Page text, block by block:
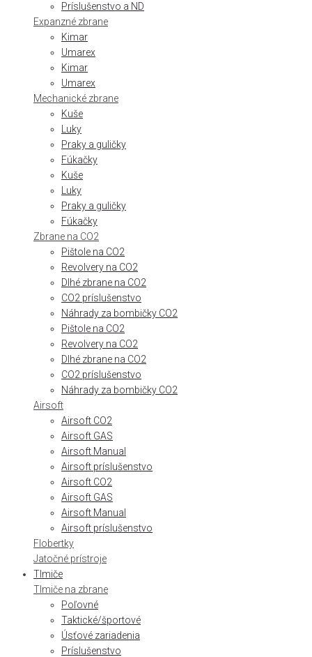
Príslušenstvo a ND
Expanzné zbrane
Kimar
Umarex
Kimar
Umarex
Mechanické zbrane
Kuše
Luky
Praky a guličky
Fúkačky
Kuše
Luky
Praky a guličky
Fúkačky
Zbrane na CO2
Pištole na CO2
Revolvery na CO2
Dlhé zbrane na CO2
CO2 príslušenstvo
Náhrady za bombičky CO2
Pištole na CO2
Revolvery na CO2
Dlhé zbrane na CO2
CO2 príslušenstvo
Náhrady za bombičky CO2
Airsoft
Airsoft CO2
Airsoft GAS
Airsoft Manual
Airsoft príslušenstvo
Airsoft CO2
Airsoft GAS
Airsoft Manual
Airsoft príslušenstvo
Flobertky
Jatočné prístroje
Tlmiče
Tlmiče na zbrane
Poľovné
Taktické/športové
Úsťové zariadenia
Príslušenstvo